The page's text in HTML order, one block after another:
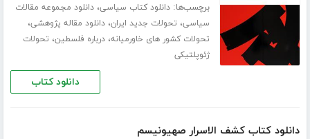
برچسب‌ها:دانلود کتاب سیاسی،دانلود مجموعه مقالات
سیاسی، تحولات جدید ایران،دانلود مقاله پژوهشی،
تحولات کشور های خاورمیانه،درباره فلسطین، تحولات
ژئوپلتیکی
دانلود کتاب
دانلود کتاب کشف الاسرار صهیونیسم